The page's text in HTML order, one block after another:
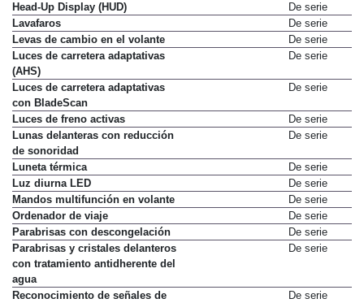
Head-Up Display (HUD)
De serie
Lavafaros
De serie
Levas de cambio en el volante
De serie
Luces de carretera adaptativas
(AHS)
De serie
Luces de carretera adaptativas
con BladeScan
De serie
Luces de freno activas
De serie
Lunas delanteras con reducción
de sonoridad
De serie
Luneta térmica
De serie
Luz diurna LED
De serie
Mandos multifunción en volante
De serie
Ordenador de viaje
De serie
Parabrisas con descongelación
De serie
Parabrisas y cristales delanteros
con tratamiento antidherente del
agua
De serie
Reconocimiento de señales de
De serie